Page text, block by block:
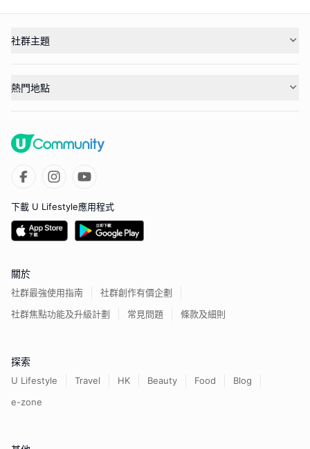
社群主題
熱門地點
下載 U Lifestyle應用程式
關於
社群最強使用指南
社群創作有價企劃
社群焦點功能及升級計劃
常見問題 條款及細則
探索
U Lifestyle Travel HK Beauty Food
Blog
e-zone